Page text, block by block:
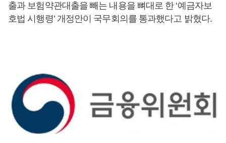
출과 보험약관대출을 빼는 내용을 뼈대로 한 ‘예금자보
호법 시행령’ 개정안이 국무회의를 통과했다고 밝혔다.